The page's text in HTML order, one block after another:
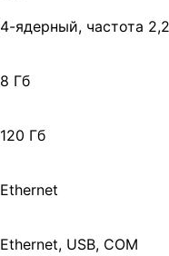
4-ядерный, частота
8 Гб
120 Гб
Ethernet
Ethernet, USB, COM